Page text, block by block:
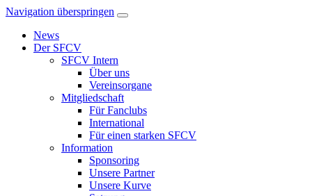
Navigation überspringen
News
Der SFCV
SFCV Intern
Über uns
Vereinsorgane
Mitgliedschaft
Für Fanclubs
International
Für einen starken SFCV
Information
Sponsoring
Unsere Partner
Unsere Kurve